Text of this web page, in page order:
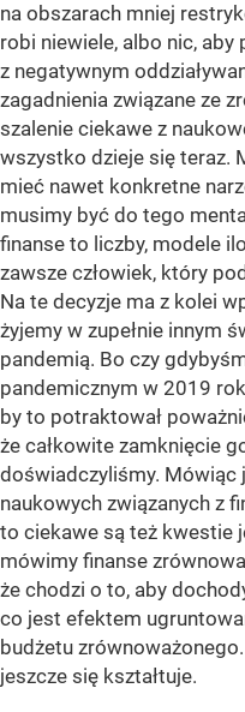
na obszarach mniej
robi niewiele, albo nic,
z negatywnym
zagadnienia związane ze
szalenie ciekawe z
wszystko dzieje się teraz.
mieć nawet konkretne
musimy być do tego
finanse to liczby, modele
zawsze człowiek, który
Na te decyzje ma z kolei
żyjemy w zupełnie innym
pandemią. Bo czy
pandemicznym w 2019
by to potraktował
że całkowite zamknięcie
doświadczyliśmy. Mówiąc
naukowych związanych z
to ciekawe są też kwestie
mówimy finanse
że chodzi o to, aby
co jest efektem
budżetu
jeszcze się kształtuje.